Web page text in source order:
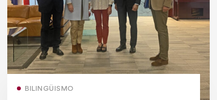
BILINGÜISMO